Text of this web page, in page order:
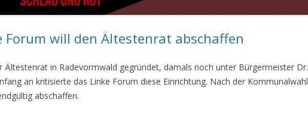
Forum will den Ältestenrat abschaffen
Ältestenrat in Radevormwald gegründet, damals noch unter Bürgermeister Dr.
an kritisierte das Linke Forum diese Einrichtung. Nach der Kommunalwahl
abschaffen.